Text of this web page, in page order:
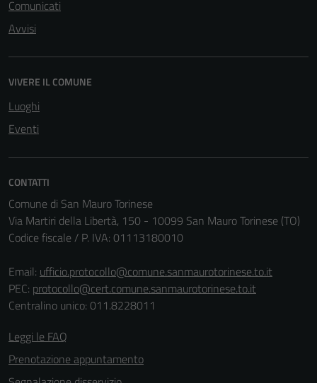
Comunicati
Avvisi
VIVERE IL COMUNE
Luoghi
Eventi
CONTATTI
Comune di San Mauro Torinese
Via Martiri della Libertà, 150 - 10099 San Mauro Torinese (TO)
Codice fiscale / P. IVA: 01113180010
Email: ufficio.protocollo@comune.sanmaurotorinese.to.it
PEC: protocollo@cert.comune.sanmaurotorinese.to.it
Centralino unico: 011.8228011
Leggi le FAQ
Prenotazione appuntamento
sono necessari
disabilitati.
informazioni
personali.